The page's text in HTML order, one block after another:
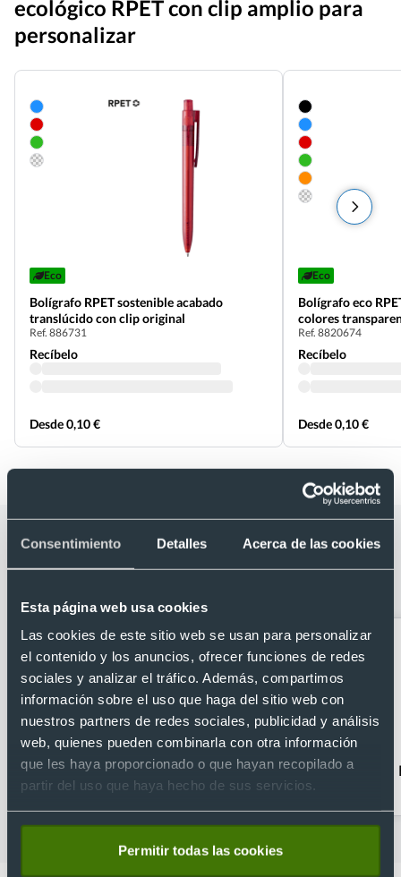
Consentimiento Detalles Acerca de las cookies
Esta página web usa cookies
Las cookies de este sitio web se usan para personalizar
el contenido y los anuncios, ofrecer funciones de redes
sociales y analizar el tráfico. Además, compartimos
información sobre el uso que haga del sitio web con
nuestros partners de redes sociales, publicidad y análisis
web, quienes pueden combinarla con otra información
que les haya proporcionado o que hayan recopilado a
partir del uso que haya hecho de sus servicios.
Permitir todas las cookies
ecológico RPET con clip amplio para
personalizar
Eco
Bolígrafo RPET sostenible acabado
translúcido con clip original
Ref. 886731
Recíbelo
Desde 0,10 €
Eco
Bolígrafo eco
colores
Ref. 8820674
Recíbelo
Desde 0,10 €
Categorías relacionadas con Bolígrafo
ecológico RPET con clip amplio para
Bolígrafos clásicos
Bolígrafos
personalizados con